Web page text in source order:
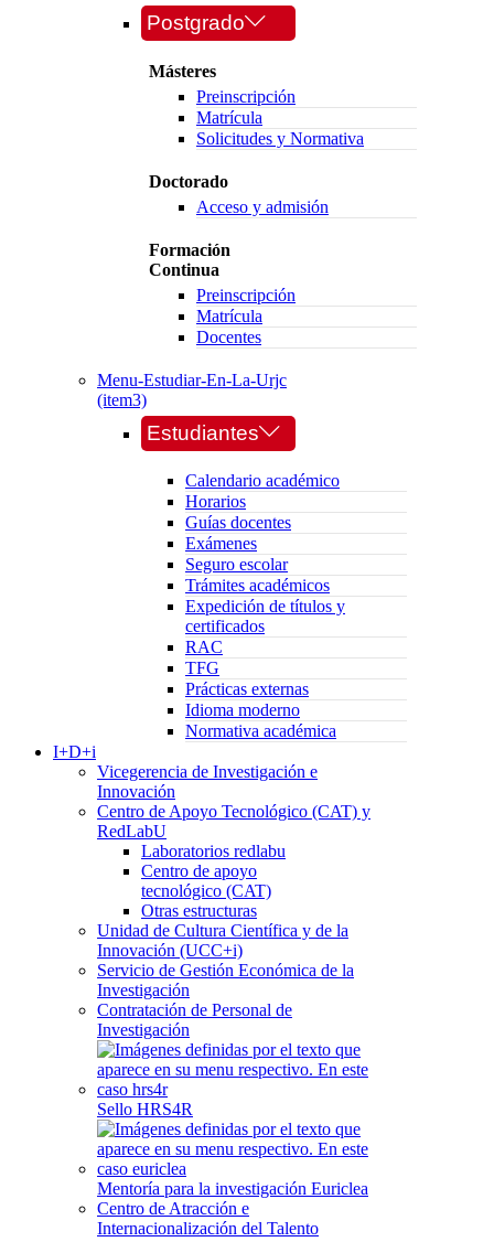
Postgrado
Másteres
Preinscripción
Matrícula
Solicitudes y Normativa
Doctorado
Acceso y admisión
Formación
Continua
Preinscripción
Matrícula
Docentes
Menu-Estudiar-En-La-Urjc
(item3)
Estudiantes
Calendario académico
Horarios
Guías docentes
Exámenes
Seguro escolar
Trámites académicos
Expedición de títulos y
certificados
RAC
TFG
Prácticas externas
Idioma moderno
Normativa académica
I+D+i
Vicegerencia de Investigación e
Innovación
Centro de Apoyo Tecnológico (CAT) y
RedLabU
Laboratorios redlabu
Centro de apoyo
tecnológico (CAT)
Otras estructuras
Unidad de Cultura Científica y de la
Innovación (UCC+i)
Servicio de Gestión Económica de la
Investigación
Contratación de Personal de
Investigación
Sello HRS4R
Mentoría para la investigación Euriclea
Centro de Atracción e
Internacionalización del Talento